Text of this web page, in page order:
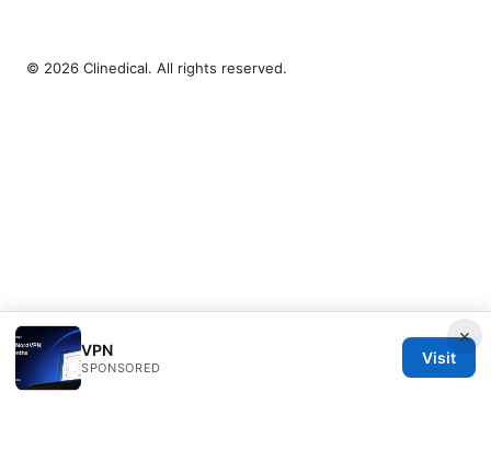
×
VPN
SPONSORED
Visit
© 2026 Clinedical. All rights reserved.